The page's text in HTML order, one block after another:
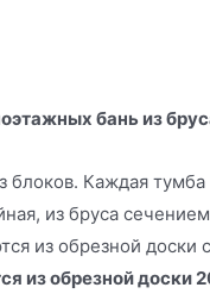
бань из
блоков. Каждая
из бруса
из обрезной доски
из обрезной